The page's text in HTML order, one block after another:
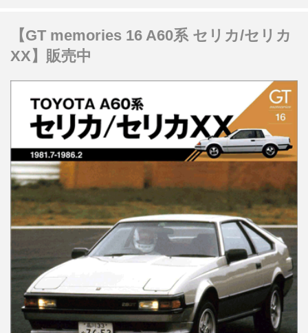
【GT memories 16 A60系 セリカ/セリカ
XX】販売中